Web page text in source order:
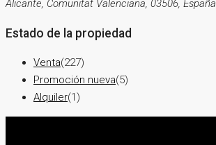
Alicante, Comunitat Valenciana, 03506, España
Estado de la propiedad
Venta(227)
Promoción nueva(5)
Alquiler(1)